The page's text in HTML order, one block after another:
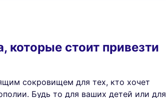
стоит привезти
сокровищем для тех, кто хочет
Будь то для ваших детей или для